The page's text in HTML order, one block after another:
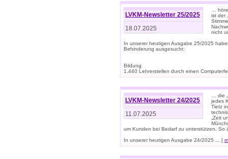
LVKM-Newsletter 25/2025
18.07.2025
…
ist der
nicht
In unserer heutigen Ausgabe 25/2025
Behinderung ausgesucht:
Bildung
1.440 Lehrerstellen durch einen
LVKM-Newsletter 24/2025
11.07.2025
… die
jedes
Tietz
„Zeit
um Kunden bei Bedarf zu unterstützen.
In unserer heutigen Ausgabe 24/2025 ... [